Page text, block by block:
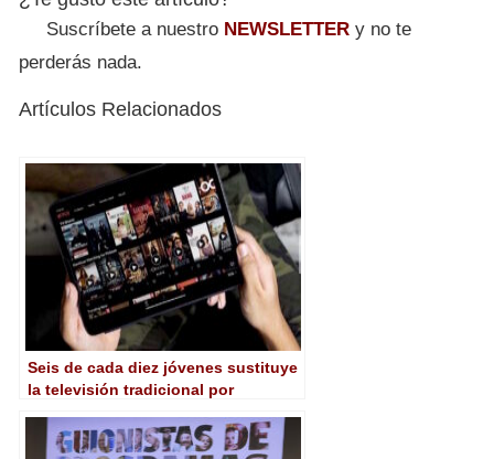
Suscríbete a nuestro NEWSLETTER y no te
perderás nada.
Artículos Relacionados
Seis de cada diez jóvenes sustituye
la televisión tradicional por